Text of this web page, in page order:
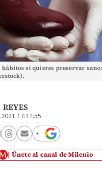
hábitos si quieres preservar
17:11:55
Únete al canal de Milenio